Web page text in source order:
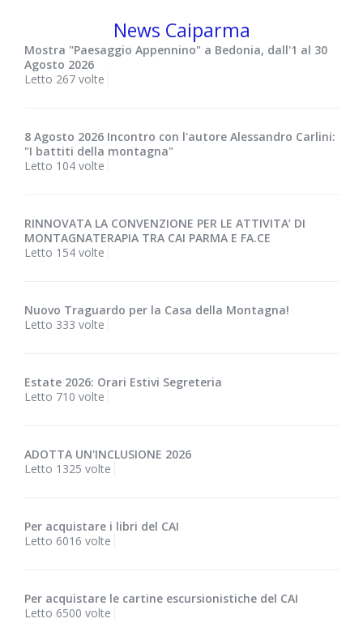
News Caiparma
Mostra "Paesaggio Appennino" a Bedonia, dall'1 al 30
Agosto 2026
Letto 267 volte
8 Agosto 2026 Incontro con l'autore Alessandro Carlini:
"I battiti della montagna"
Letto 104 volte
RINNOVATA LA CONVENZIONE PER LE ATTIVITA’ DI
MONTAGNATERAPIA TRA CAI PARMA E FA.CE
Letto 154 volte
Nuovo Traguardo per la Casa della Montagna!
Letto 333 volte
Estate 2026: Orari Estivi Segreteria
Letto 710 volte
ADOTTA UN'INCLUSIONE 2026
Letto 1325 volte
Per acquistare i libri del CAI
Letto 6016 volte
Per acquistare le cartine escursionistiche del CAI
Letto 6500 volte